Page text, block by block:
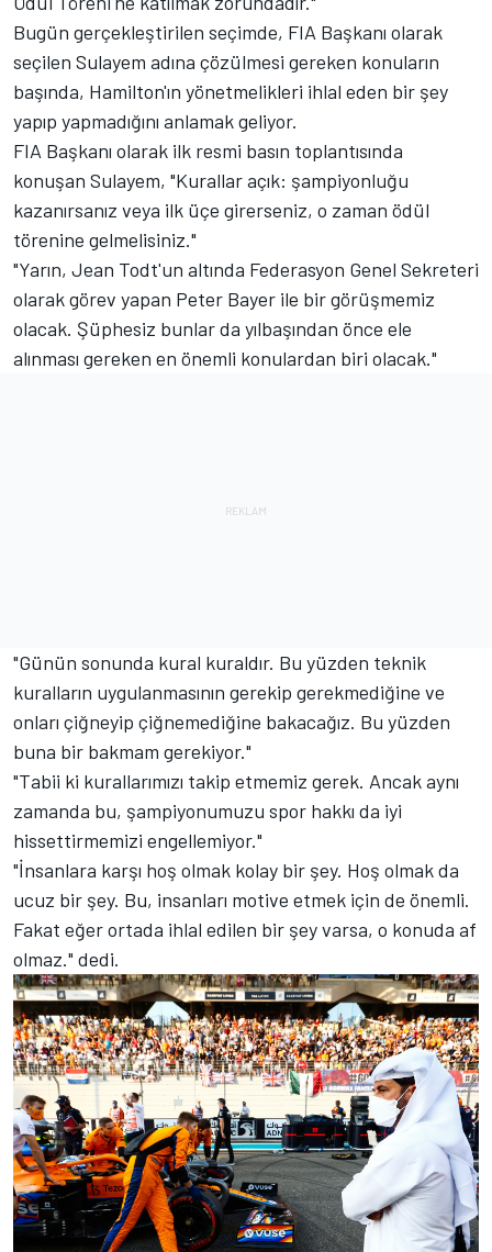
Bugün gerçekleştirilen seçimde, FIA Başkanı olarak
seçilen Sulayem adına çözülmesi gereken konuların
başında, Hamilton'ın yönetmelikleri ihlal eden bir şey
yapıp yapmadığını anlamak geliyor.
FIA Başkanı olarak ilk resmi basın toplantısında
konuşan Sulayem, "Kurallar açık: şampiyonluğu
kazanırsanız veya ilk üçe girerseniz, o zaman ödül
törenine gelmelisiniz."
"Yarın, Jean Todt'un altında Federasyon Genel Sekreteri
olarak görev yapan Peter Bayer ile bir görüşmemiz
olacak. Şüphesiz bunlar da yılbaşından önce ele
alınması gereken en önemli konulardan biri olacak."
"Günün sonunda kural kuraldır. Bu yüzden teknik
kuralların uygulanmasının gerekip gerekmediğine ve
onları çiğneyip çiğnemediğine bakacağız. Bu yüzden
buna bir bakmam gerekiyor."
"Tabii ki kurallarımızı takip etmemiz gerek. Ancak aynı
zamanda bu, şampiyonumuzu spor hakkı da iyi
hissettirmemizi engellemiyor."
"İnsanlara karşı hoş olmak kolay bir şey. Hoş olmak da
ucuz bir şey. Bu, insanları motive etmek için de önemli.
Fakat eğer ortada ihlal edilen bir şey varsa, o konuda af
olmaz." dedi.